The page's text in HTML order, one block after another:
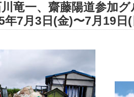
川竜一、齋藤陽道参加
年7月3日(金)〜7月19